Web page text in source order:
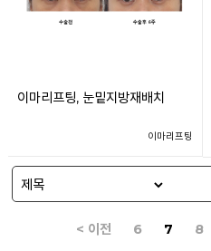
이마리프팅, 눈밑지방재배치
이마리프팅
< 이전 6 7 8